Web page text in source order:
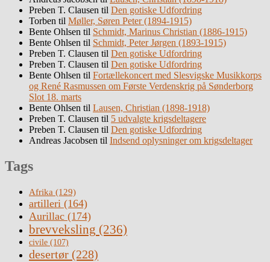
Preben T. Clausen til Den gotiske Udfordring
Torben til Møller, Søren Peter (1894-1915)
Bente Ohlsen til Schmidt, Marinus Christian (1886-1915)
Bente Ohlsen til Schmidt, Peter Jørgen (1893-1915)
Preben T. Clausen til Den gotiske Udfordring
Preben T. Clausen til Den gotiske Udfordring
Bente Ohlsen til Fortællekoncert med Slesvigske Musikkorps
og René Rasmussen om Første Verdenskrig på Sønderborg
Slot 18. marts
Bente Ohlsen til Lausen, Christian (1898-1918)
Preben T. Clausen til 5 udvalgte krigsdeltagere
Preben T. Clausen til Den gotiske Udfordring
Andreas Jacobsen til Indsend oplysninger om krigsdeltager
Tags
Afrika (129)
artilleri (164)
Aurillac (174)
brevveksling (236)
civile (107)
desertør (228)